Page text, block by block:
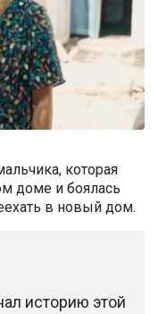
которая
доме и боялась
в новый дом.
историю этой